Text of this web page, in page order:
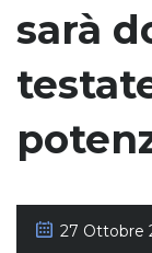
sarà
27 Ottobre